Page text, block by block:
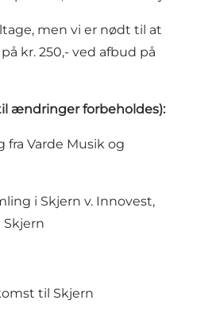
men vi er nødt til at
kr. 250,- ved afbud på
ændringer forbeholdes):
Varde Musik og
i Skjern v. Innovest,
Skjern
til Skjern